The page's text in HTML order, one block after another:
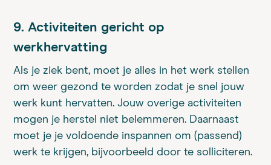
9. Activiteiten gericht op
werkhervatting
Als je ziek bent, moet je alles in het werk stellen
om weer gezond te worden zodat je snel jouw
werk kunt hervatten. Jouw overige activiteiten
mogen je herstel niet belemmeren. Daarnaast
moet je je voldoende inspannen om (passend)
werk te krijgen, bijvoorbeeld door te solliciteren.